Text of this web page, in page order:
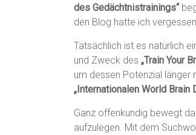
des Gedächtnistrainings“
den Blog hatte ich
Tatsächlich ist es natürlich
und Zweck des „Train Your
um dessen Potenzial länger
„Internationalen World Brain
Ganz offenkundig bewegt
aufzulegen. Mit dem